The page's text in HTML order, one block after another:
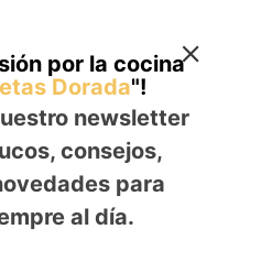
por la cocina
Dorada"!
newsletter
consejos,
para
al día.